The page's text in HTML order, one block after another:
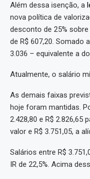
Além dessa isenção, a
nova política de
desconto de 25%
de R$ 607,20. Somado
3.036 – equivalente a
Atualmente, o salário
As demais faixas
hoje foram mantidas.
2.428,80 e R$ 2.826,65
valor e R$ 3.751,05, a
Salários entre R$
IR de 22,5%. Acima